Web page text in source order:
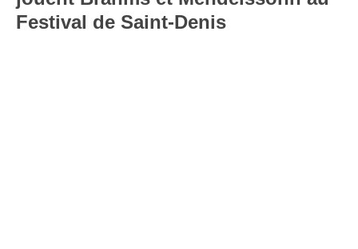
Versions FR
Festival de Saint-Denis